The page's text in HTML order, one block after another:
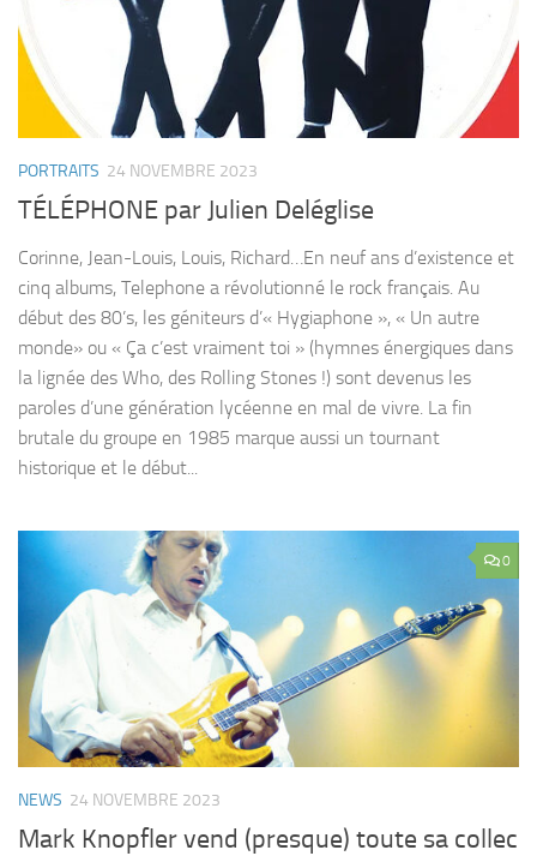
PORTRAITS 24 NOVEMBRE 2023
TÉLÉPHONE par Julien Deléglise
Corinne, Jean-Louis, Louis, Richard…En neuf ans d’existence et
cinq albums, Telephone a révolutionné le rock français. Au
début des 80’s, les géniteurs d’« Hygiaphone », « Un autre
monde» ou « Ça c’est vraiment toi » (hymnes énergiques dans
la lignée des Who, des Rolling Stones !) sont devenus les
paroles d’une génération lycéenne en mal de vivre. La fin
brutale du groupe en 1985 marque aussi un tournant
historique et le début...
0
NEWS 24 NOVEMBRE 2023
Mark Knopfler vend (presque) toute sa collec